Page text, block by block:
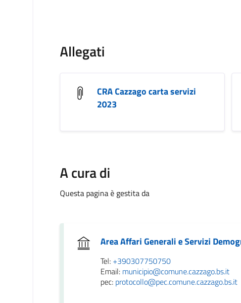
Allegati
CRA Cazzago carta servizi
2023
A cura di
Questa pagina è gestita da
Area Affari Generali e Servizi
Tel: +390307750750
Email: municipio@comune.cazzago.bs.it
pec: protocollo@pec.comune.cazzago.bs.it